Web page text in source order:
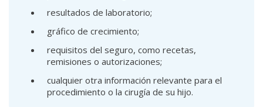
resultados de laboratorio;
gráfico de crecimiento;
requisitos del seguro, como recetas,
remisiones o autorizaciones;
cualquier otra información relevante para el
procedimiento o la cirugía de su hijo.